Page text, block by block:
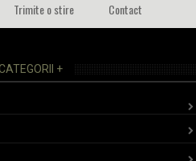
Trimite o stire Contact
+